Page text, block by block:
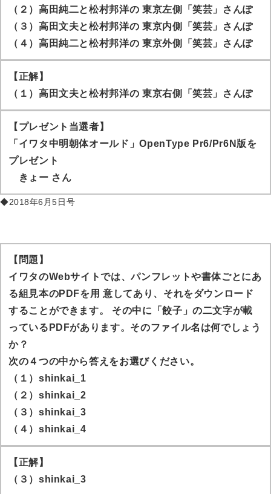
（２）高田純二と松村邦洋の 東京左側「笑芸」さんぽ
（３）高田文夫と松村邦洋の 東京内側「笑芸」さんぽ
（４）高田純二と松村邦洋の 東京外側「笑芸」さんぽ
【正解】
（１）高田文夫と松村邦洋の 東京右側「笑芸」さんぽ
【プレゼント当選者】
「イワタ中明朝体オールド」OpenType Pr6/Pr6N版を
プレゼント
きょー さん
◆2018年6月5日号
【問題】
イワタのWebサイトでは、パンフレットや書体ごとにあ
る組見本のPDFを用 意してあり、それをダウンロード
することができます。 その中に「餃子」の二文字が載
っているPDFがあります。そのファイル名は何でしょう
か？
次の４つの中から答えをお選びください。
（１）shinkai_1
（２）shinkai_2
（３）shinkai_3
（４）shinkai_4
【正解】
（３）shinkai_3